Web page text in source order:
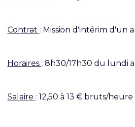
Contrat : Mission d'intérim d'un
Horaires : 8h30/17h30 du lundi
Salaire : 12,50 à 13 € bruts/